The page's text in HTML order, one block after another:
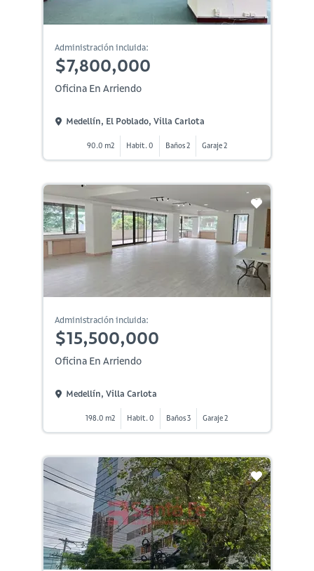
Administración incluida:
$7,800,000
Oficina En Arriendo
Medellín, El Poblado, Villa Carlota
90.0 m2 Habit. 0 Baños 2 Garaje 2
Administración incluida:
$15,500,000
Oficina En Arriendo
Medellín, Villa Carlota
198.0 m2 Habit. 0 Baños 3 Garaje 2